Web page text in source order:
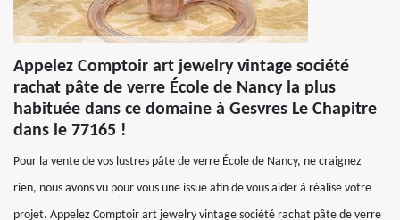
Appelez Comptoir art jewelry vintage société
rachat pâte de verre École de Nancy la plus
habituée dans ce domaine à Gesvres Le Chapitre
dans le 77165 !
Pour la vente de vos lustres pâte de verre École de Nancy, ne craignez
rien, nous avons vu pour vous une issue afin de vous aider à réalise votre
projet. Appelez Comptoir art jewelry vintage société rachat pâte de verre